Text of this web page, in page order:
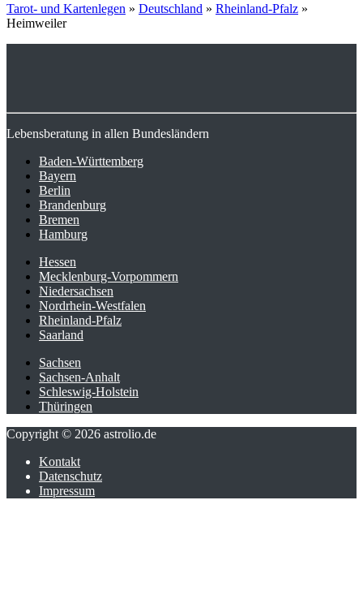
Tarot- und Kartenlegen » Deutschland » Rheinland-Pfalz »
Heimweiler
Lebensberatung in allen Bundesländern
Baden-Württemberg
Bayern
Berlin
Brandenburg
Bremen
Hamburg
Hessen
Mecklenburg-Vorpommern
Niedersachsen
Nordrhein-Westfalen
Rheinland-Pfalz
Saarland
Sachsen
Sachsen-Anhalt
Schleswig-Holstein
Thüringen
Copyright © 2026 astrolio.de
Kontakt
Datenschutz
Impressum